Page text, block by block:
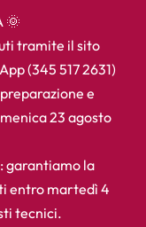
🌞
tramite il sito
(345 517 2631)
e
23 agosto
garantiamo la
entro martedì 4
tecnici.